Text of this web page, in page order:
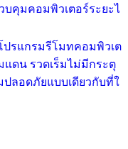
บคุมคอมพิวเตอร์ระยะไ
ปรแกรมรีโมทคอมพิวเต
ดน รวดเร็มไม่มีกระตุ
ลอดภัยแบบเดียวกับที่ใ